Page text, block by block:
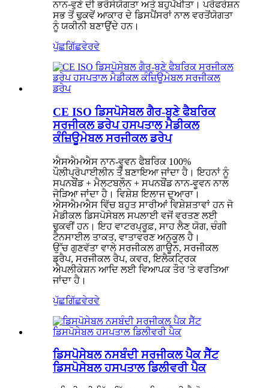
ਨਾਨ-ਵੁਣੇ ਦੀ ਭਰੋਸੇਯੋਗਤਾ ਅਤੇ ਬਹੁਪੱਖੀਤਾ। ਪਰੋਫਰੇਸ਼ਨ
ਸਭ ਤੋਂ ਢੁਕਵੇਂ ਆਕਾਰ ਦੇ ਡਿਸਪੈਂਸਰਾਂ ਨਾਲ ਵਰਤੋਂਯੋਗਤਾ
ਨੂੰ ਯਕੀਨੀ ਬਣਾਉਂਦੇ ਹਨ।
ਪੁੱਛਗਿੱਛਵੇਰਵੇ
CE ISO ਡਿਸਪੋਸੇਬਲ ਗੈਰ-ਬੁਣੇ ਫੈਬਰਿਕ
ਸਰਜੀਕਲ ਡਰੇਪ ਹਸਪਤਾਲ ਮੈਡੀਕਲ
ਕੰਜ਼ਿਊਮੇਬਲ ਸਰਜੀਕਲ ਡਰੇਪ
ਐਸਐਮਐਸ ਨਾਨ-ਵੂਵਨ ਫੈਬਰਿਕ 100%
ਪੌਲੀਪ੍ਰੋਪਾਈਲੀਨ ਤੋਂ ਬਣਾਇਆ ਜਾਂਦਾ ਹੈ। ਇਹਨਾਂ ਨੂੰ
ਸਪਨਬੌਂਡ + ਮੈਲਟਬਲੌਨ + ਸਪਨਬੌਂਡ ਨਾਨ-ਵੂਵਨ ਨਾਲ
ਜੋੜਿਆ ਜਾਂਦਾ ਹੈ। ਵਿਸ਼ੇਸ਼ ਇਲਾਜ ਦੁਆਰਾ।
ਐਸਐਮਐਸ ਵਿੱਚ ਬਹੁਤ ਸਾਰੀਆਂ ਵਿਸ਼ੇਸ਼ਤਾਵਾਂ ਹਨ ਜੋ
ਮੈਡੀਕਲ ਡਿਸਪੋਸੇਬਲ ਸਪਲਾਈ ਵਜੋਂ ਵਰਤਣ ਲਈ
ਢੁਕਵੀਂ ਹਨ। ਇਹ ਵਾਟਰਪ੍ਰੂਫ਼, ਸਾਹ ਲੈਣ ਯੋਗ, ਚੰਗੀ
ਟੈਨਸਾਈਲ ਤਾਕਤ, ਵਾਤਾਵਰਣ ਅਨੁਕੂਲ ਹੈ।
ਉੱਚ ਗੁਣਵੱਤਾ ਵਾਲੇ ਸਰਜੀਕਲ ਗਾਊਨ, ਸਰਜੀਕਲ
ਡ੍ਰੈਪ, ਸਰਜੀਕਲ ਰੈਪ, ਕਵਰ, ਇਲੈਕਟ੍ਰਿਕ
ਐਪਲੀਕੇਸ਼ਨ ਆਦਿ ਲਈ ਵਿਆਪਕ ਤੌਰ 'ਤੇ ਵਰਤਿਆ
ਜਾਂਦਾ ਹੈ।
ਪੁੱਛਗਿੱਛਵੇਰਵੇ
ਡਿਸਪੋਸੇਬਲ ਨਸਬੰਦੀ ਸਰਜੀਕਲ ਪੈਕ ਸੈੱਟ
ਡਿਸਪੋਸੇਬਲ ਹਸਪਤਾਲ ਡਿਲੀਵਰੀ ਪੈਕ